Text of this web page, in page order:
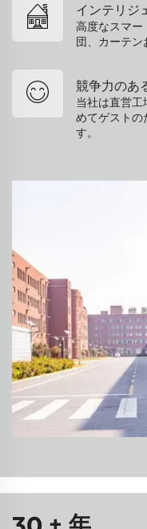
インテリジ
高度なスマ
団、カーテン
競争力のあ
当社は直営
めてゲストの
す。